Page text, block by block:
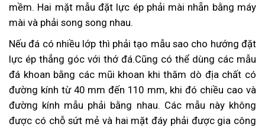
mềm. Hai mặt mẫu đặt lực ép phải mài nhẵn bằng máy
mài và phải song song nhau.
Nếu đá có nhiều lớp thì phải tạo mẫu sao cho hướng đặt
lực ép thẳng góc với thớ đá.Cũng có thể dùng các mẫu
đá khoan bằng các mũi khoan khi thăm dò địa chất có
đường kính từ 40 mm đến 110 mm, khi đó chiều cao và
đường kính mẫu phải bằng nhau. Các mẫu này không
được có chỗ sứt mẻ và hai mặt đáy phải được gia công